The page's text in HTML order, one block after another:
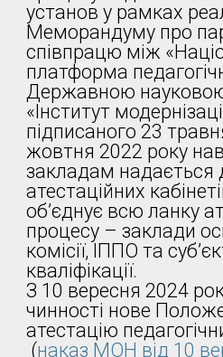
установ у рамках
Меморандуму про
співпрацю між
платформа
Державною
«Інститут
підписаного 23
жовтня 2022 року
закладам надається
атестаційних
об’єднує всю ланку
процесу – заклади
комісії, ІППО та
кваліфікації.
З 10 вересня 2024
чинності нове
атестацію
(наказ МОН від 10